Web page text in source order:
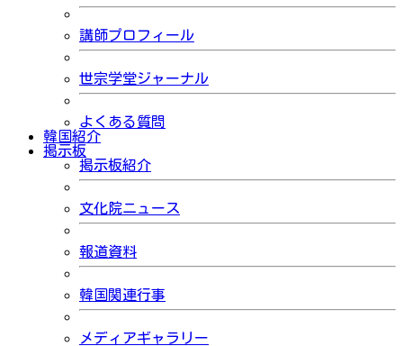
講師プロフィール
世宗学堂ジャーナル
よくある質問
韓国紹介
掲示板
掲示板紹介
文化院ニュース
報道資料
韓国関連行事
メディアギャラリー